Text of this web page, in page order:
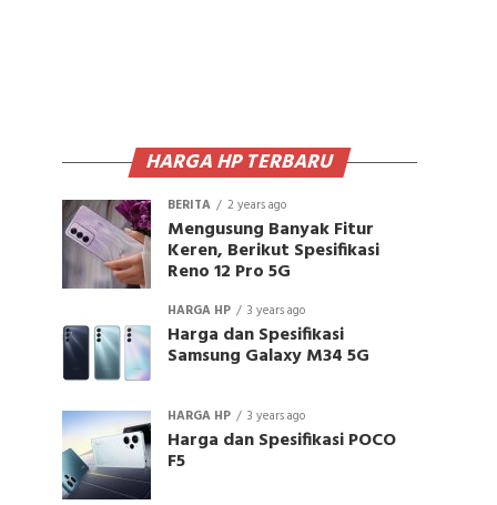
HARGA HP TERBARU
BERITA 2 years ago
Mengusung Banyak Fitur
Keren, Berikut Spesifikasi
Reno 12 Pro 5G
HARGA HP 3 years ago
Harga dan Spesifikasi
Samsung Galaxy M34 5G
HARGA HP 3 years ago
Harga dan Spesifikasi POCO
F5